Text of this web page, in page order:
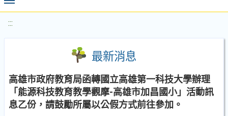
:::
最新消息
高雄市政府教育局函轉國立高雄第一科技大學辦理
「能源科技教育教學觀摩-高雄市加昌國小」活動訊
息乙份，請鼓勵所屬以公假方式前往參加。